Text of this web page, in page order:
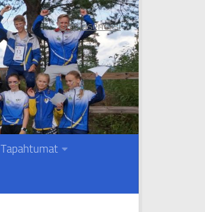
Liity jäseneksi
Tapahtumat